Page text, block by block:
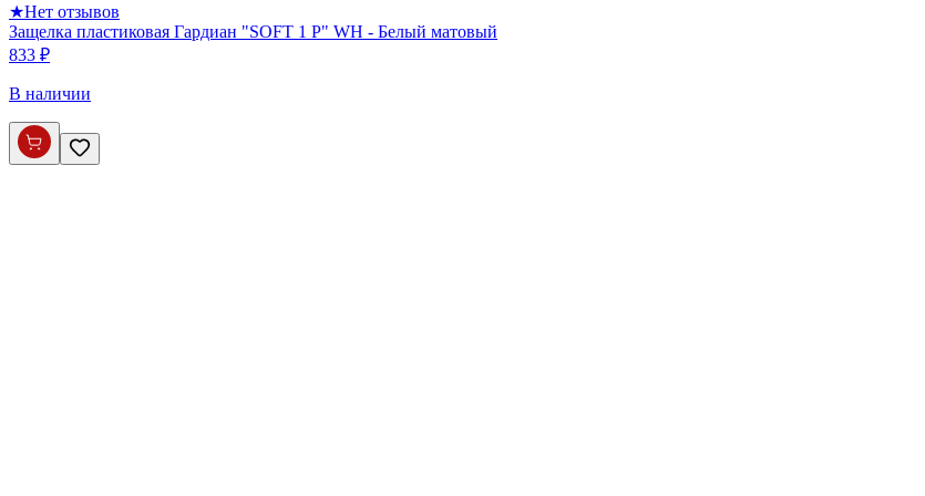
★Нет отзывов
Защелка пластиковая Гардиан "SOFT 1 P" WH - Белый матовый
833 ₽
В наличии